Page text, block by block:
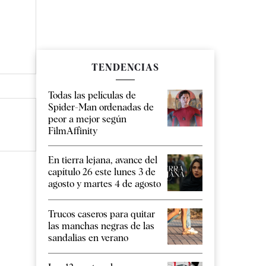
TENDENCIAS
Todas las películas de
Spider-Man ordenadas de
peor a mejor según
FilmAffinity
En tierra lejana, avance del
capítulo 26 este lunes 3 de
agosto y martes 4 de agosto
Trucos caseros para quitar
las manchas negras de las
sandalias en verano